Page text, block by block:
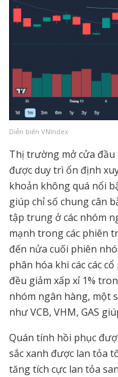
Diễn biến VNIndex
Thị trường mở cửa
được duy trì ổn định
khoản không quá nổi
giúp chỉ số chung cân
tập trung ở các nhóm
mạnh trong các phiên
đến nửa cuối phiên
phân hóa khi các các
đều giảm xấp xỉ 1%
nhóm ngân hàng, một
như VCB, VHM, GAS
Quán tính hồi phục
sắc xanh được lan tỏa
tăng tích cực lan tỏa